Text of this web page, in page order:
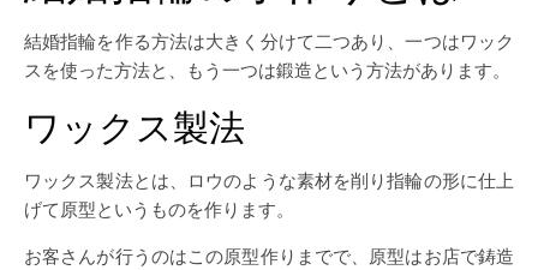
結婚指輪を作る方法は大きく分けて二つあり、一つはワック
スを使った方法と、もう一つは鍛造という方法があります。
ワックス製法
ワックス製法とは、ロウのような素材を削り指輪の形に仕上
げて原型というものを作ります。
お客さんが行うのはこの原型作りまでで、原型はお店で鋳造